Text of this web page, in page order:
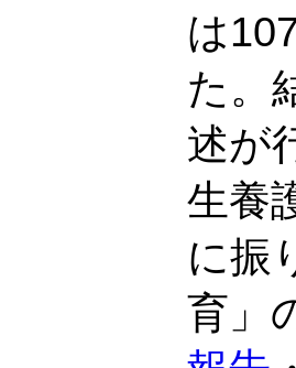
は
た。
述が
生養
に振
育」